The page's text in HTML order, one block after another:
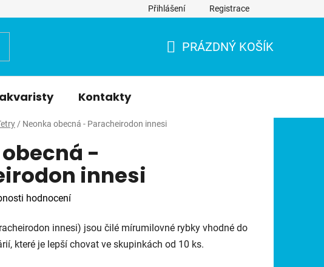
údajů Přihlášení Registrace
PRÁZDNÝ KOŠÍK
Kontakty
/ Neonka obecná - Paracheirodon innesi
-
innesi
hodnocení
innesi) jsou čilé mírumilovné rybky vhodné do
které je lepší chovat ve skupinkách od 10 ks.